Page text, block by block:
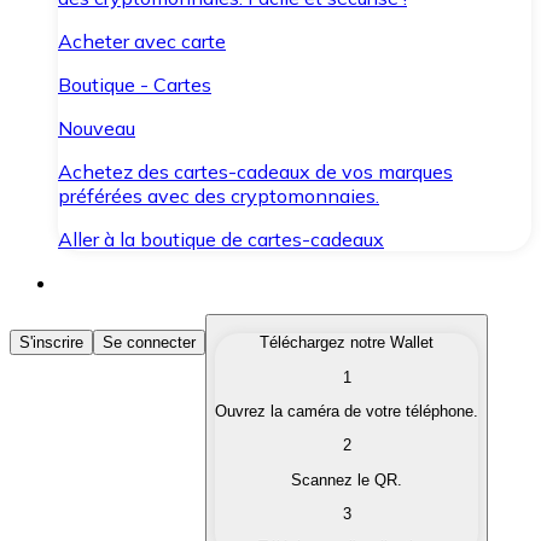
Acheter avec carte
Boutique - Cartes
Nouveau
Achetez des cartes-cadeaux de vos marques
préférées avec des cryptomonnaies.
Aller à la boutique de cartes-cadeaux
Acheter des Cryptomonnaies
Achetez les cryptomonnaies qui vous intéressent
Convertissez vos cryptomonnaies en monnaie
S'inscrire Se connecter
Téléchargez notre Wallet
1
Ouvrez la caméra de votre téléphone.
2
Scannez le QR.
3